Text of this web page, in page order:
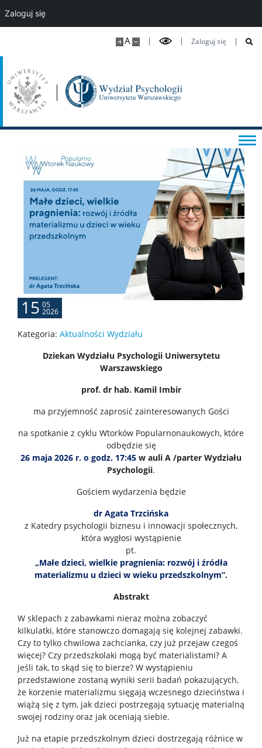
A Zaloguj się
Wsparcie osób studiujących
Wsparcie psychologiczne oraz pomoc materialna
Konsultacje statystyczne i metodologiczne
Dyżury nauczycieli akademickich
Samorząd studencki i koła naukowe
Psychologiczne Dni Karier 2026
DLA DOKTORANTÓW
Biblioteka
Studia doktorskie w “starym trybie”
Kształcenie doktorantów w “nowym trybie”
Najnowsze publikacje
Laboratoria wydziałowe
Centrum Psychologii Dzieci i Młodzieży
Centrum Zastosowań Psychologii
Laboratorium “Niemowlęta”
15 05
2026
Kategoria: Aktualności Wydziału
Dziekan Wydziału Psychologii Uniwersytetu
Warszawskiego
prof. dr hab. Kamil Imbir
ma przyjemność zaprosić zainteresowanych Gości
na spotkanie z cyklu Wtorków Popularnonaukowych, które
odbędzie się
26 maja 2026 r. o godz. 17:45 w auli A /parter Wydziału
Psychologii.
Gościem wydarzenia będzie
dr Agata Trzcińska
z Katedry psychologii biznesu i innowacji społecznych,
która wygłosi wystąpienie
pt.
„Małe dzieci, wielkie pragnienia: rozwój i źródła
materializmu u dzieci w wieku przedszkolnym”.
Abstrakt
W sklepach z zabawkami nieraz można zobaczyć
kilkulatki, które stanowczo domagają się kolejnej zabawki.
Czy to tylko chwilowa zachcianka, czy już przejaw czegoś
więcej? Czy przedszkolaki mogą być materialistami? A
jeśli tak, to skąd się to bierze? W wystąpieniu
przedstawione zostaną wyniki serii badań pokazujących,
że korzenie materializmu sięgają wczesnego dzieciństwa i
wiążą się z tym, jak dzieci postrzegają sytuację materialną
swojej rodziny oraz jak oceniają siebie.
Już na etapie przedszkolnym dzieci dostrzegają różnice w
Zaloguj się